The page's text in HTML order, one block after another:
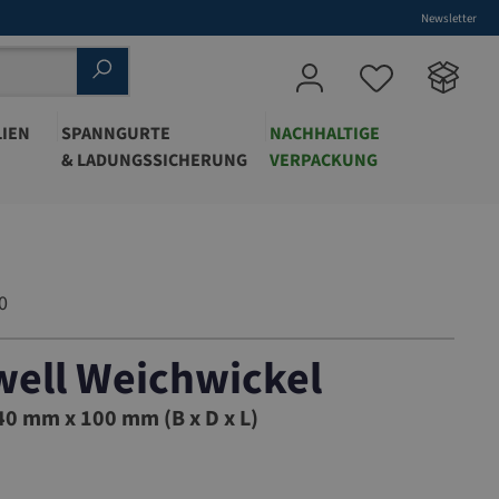
Newsletter
SPANNGURTE
& LADUNGSSICHERUNG
NACHHALTIGE
VERPACKUNG
Weichwickel
mm x 100 mm (B x D x L)